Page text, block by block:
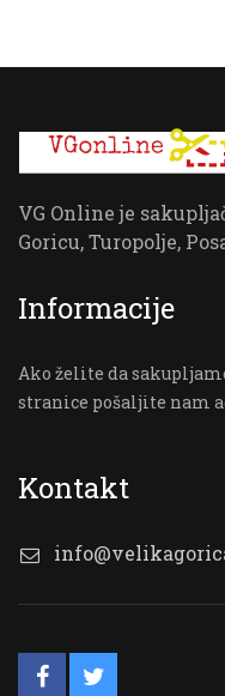
VG Online je
Goricu, Turopolje,
Informacije
Ako želite da
stranice pošaljite nam
Kontakt